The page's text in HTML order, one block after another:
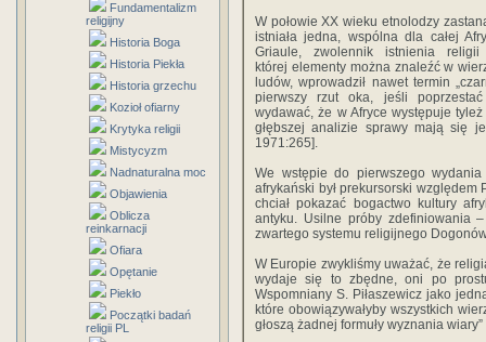
Fundamentalizm
religijny
Historia Boga
Historia Piekła
Historia grzechu
Kozioł ofiarny
Krytyka religii
Mistycyzm
Nadnaturalna moc
Objawienia
Oblicza
reinkarnacji
Ofiara
Opętanie
Piekło
Początki badań
religii PL
W połowie XX wieku etnolodzy
istniała jedna, wspólna dla całej
Griaule, zwolennik istnienia religii
której elementy można znaleźć w
ludów, wprowadził nawet termin
pierwszy rzut oka, jeśli
wydawać, że w Afryce występuje
głębszej analizie sprawy mają się
1971:265].
We wstępie do pierwszego
afrykański był prekursorski względem
chciał pokazać bogactwo kultury
antyku. Usilne próby zdefiniowania
zwartego systemu religijnego
W Europie zwykliśmy uważać, że
wydaje się to zbędne, oni po
Wspomniany S. Piłaszewicz jako
które obowiązywałyby wszystkich
głoszą żadnej formuły wyznania